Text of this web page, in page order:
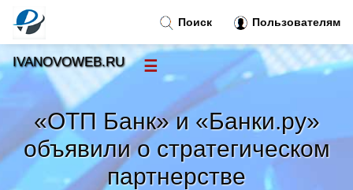
«ОТП Банк» и «Банки.ру»
объявили о стратегическом
партнерстве
Поиск Пользователям
IVANOVOWEB.RU ☰
Новости
Тренды новостей»
»